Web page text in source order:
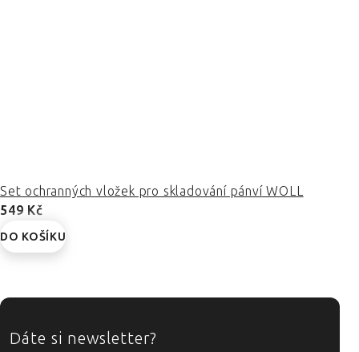
Set ochranných vložek pro skladování pánví WOLL
549 Kč
DO KOŠÍKU
ZÁPATÍ
Dáte si newsletter?